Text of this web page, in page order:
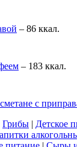
– 86 ккал.
– 183 ккал.
с
Грибы | Детское